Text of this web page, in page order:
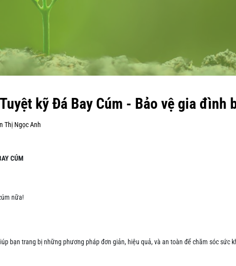
kỹ Đá Bay Cúm - Bảo vệ gia đình
Thị Ngọc Anh
CÚM
nữa!
bạn trang bị những phương pháp đơn giản, hiệu quả, và an toàn để chăm sóc sức